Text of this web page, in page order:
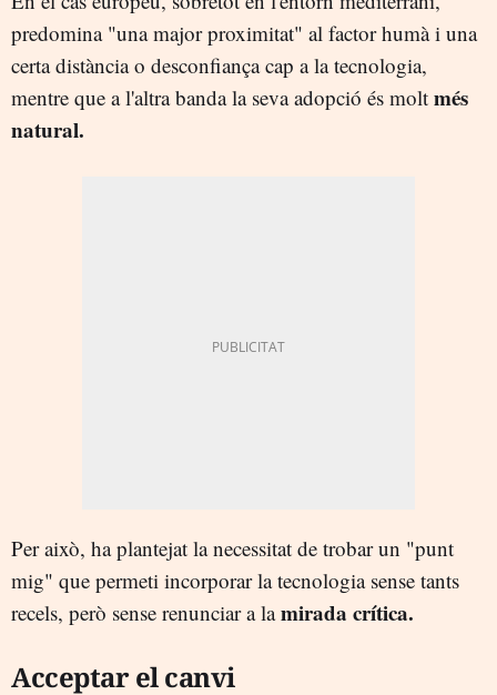
predomina "una major proximitat" al factor humà i una
certa distància o desconfiança cap a la tecnologia,
mentre que a l'altra banda la seva adopció és molt més
natural.
Per això, ha plantejat la necessitat de trobar un "punt
mig" que permeti incorporar la tecnologia sense tants
recels, però sense renunciar a lamirada crítica.
Acceptar el canvi